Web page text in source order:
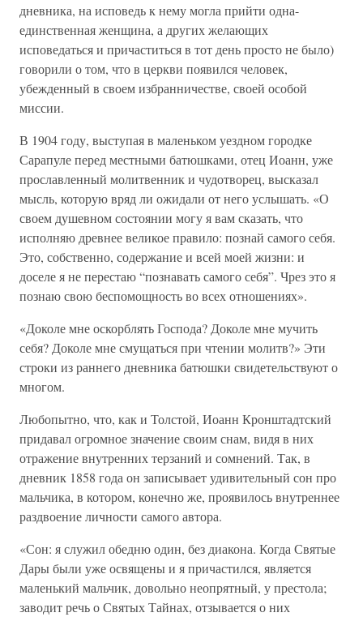
дневника, на исповедь к нему могла прийти одна-
единственная женщина, а других желающих
исповедаться и причаститься в тот день просто не было)
говорили о том, что в церкви появился человек,
убежденный в своем избранничестве, своей особой
миссии.
В 1904 году, выступая в маленьком уездном городке
Сарапуле перед местными батюшками, отец Иоанн, уже
прославленный молитвенник и чудотворец, высказал
мысль, которую вряд ли ожидали от него услышать. «О
своем душевном состоянии могу я вам сказать, что
исполняю древнее великое правило: познай самого себя.
Это, собственно, содержание и всей моей жизни: и
доселе я не перестаю “познавать самого себя”. Чрез это я
познаю свою беспомощность во всех отношениях».
«Доколе мне оскорблять Господа? Доколе мне мучить
себя? Доколе мне смущаться при чтении молитв?» Эти
строки из раннего дневника батюшки свидетельствуют о
многом.
Любопытно, что, как и Толстой, Иоанн Кронштадтский
придавал огромное значение своим снам, видя в них
отражение внутренних терзаний и сомнений. Так, в
дневник 1858 года он записывает удивительный сон про
мальчика, в котором, конечно же, проявилось внутреннее
раздвоение личности самого автора.
«Сон: я служил обедню один, без диакона. Когда Святые
Дары были уже освящены и я причастился, является
маленький мальчик, довольно неопрятный, у престола;
заводит речь о Святых Тайнах, отзывается о них